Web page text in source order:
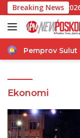
Langsung
ke
konten
Breaking News
NISF 2026, Sulut
Home
Pemprov Sulut
Ekonomi